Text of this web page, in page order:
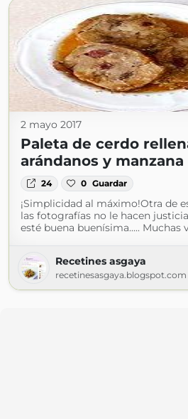
2 mayo 2017
Paleta de cerdo
arándanos y manzana
24 0 Guardar
¡Simplicidad al máximo!Otra de
las fotografías no le hacen
esté buena buenísima..... Muchas
Recetines asgaya
recetinesasgaya.blogspot.com